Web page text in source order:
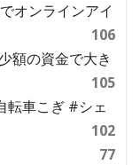
オンラインアイ
106
額の資金で大き
105
転車こぎ #シェ
102
77